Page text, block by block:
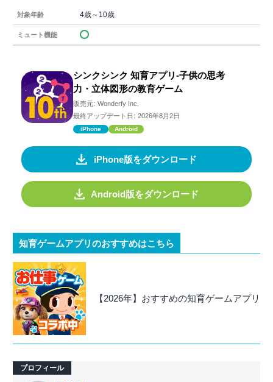
対象年齢 4歳～10歳
ミュート機能
シンクシンク 知育アプリ-子供の思考
力・立体図形の教育ゲーム
販売元: Wonderfy Inc.
最終アップデート日: 2026年8月2日
iPhone Android
iPhone版をダウンロード
Android版をダウンロード
知育ゲームアプリのおすすめはこちら
【2026年】おすすめの知育ゲームアプリ
プロフィール